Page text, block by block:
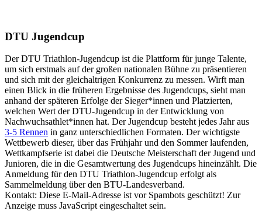
DTU Jugendcup
Der DTU Triathlon-Jugendcup ist die Plattform für junge Talente,
um sich erstmals auf der großen nationalen Bühne zu präsentieren
und sich mit der gleichaltrigen Konkurrenz zu messen. Wirft man
einen Blick in die früheren Ergebnisse des Jugendcups, sieht man
anhand der späteren Erfolge der Sieger*innen und Platzierten,
welchen Wert der DTU-Jugendcup in der Entwicklung von
Nachwuchsathlet*innen hat. Der Jugendcup besteht jedes Jahr aus
3-5 Rennen in ganz unterschiedlichen Formaten. Der wichtigste
Wettbewerb dieser, über das Frühjahr und den Sommer laufenden,
Wettkampfserie ist dabei die Deutsche Meisterschaft der Jugend und
Junioren, die in die Gesamtwertung des Jugendcups hineinzählt. Die
Anmeldung für den DTU Triathlon-Jugendcup erfolgt als
Sammelmeldung über den BTU-Landesverband.
Kontakt: Diese E-Mail-Adresse ist vor Spambots geschützt! Zur
Anzeige muss JavaScript eingeschaltet sein.